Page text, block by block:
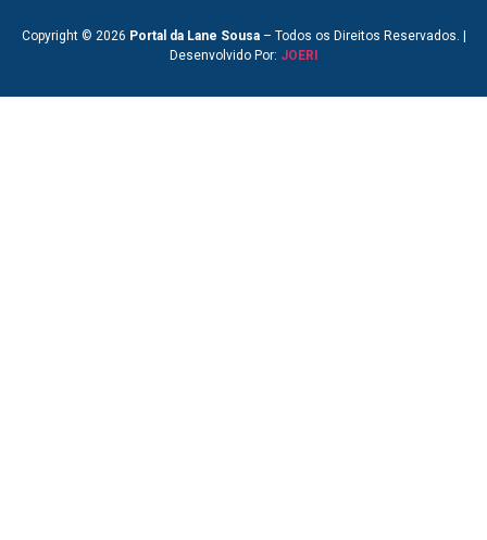
Copyright © 2026 Portal da Lane Sousa– Todos os Direitos Reservados. |
Desenvolvido Por: JOERI